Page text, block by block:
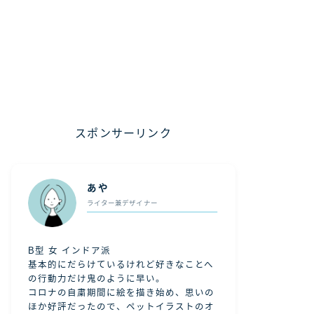
スポンサーリンク
あや
ライター兼デザイナー
B型 女 インドア派
基本的にだらけているけれど好きなことへ
の行動力だけ鬼のように早い。
コロナの自粛期間に絵を描き始め、思いの
ほか好評だったので、ペットイラストのオ